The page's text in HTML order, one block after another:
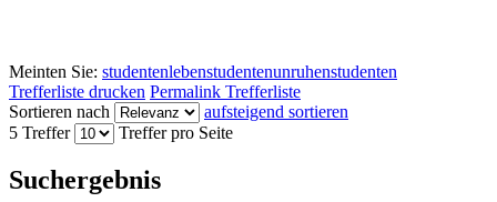
Meinten Sie: studentenlebenstudentenunruhenstudenten
Trefferliste drucken Permalink Trefferliste
Sortieren nach
aufsteigend sortieren
5 Treffer
Treffer pro Seite
Suchergebnis